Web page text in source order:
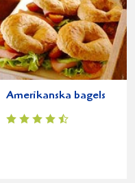
Amerikanska bagels